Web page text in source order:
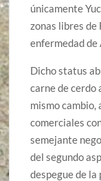
únicamente
zonas libres de
enfermedad de
Dicho status
carne de cerdo
mismo
comerciales
semejante
del segundo
despegue de